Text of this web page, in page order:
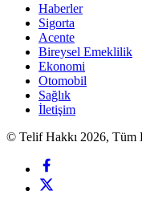
Haberler
Sigorta
Acente
Bireysel Emeklilik
Ekonomi
Otomobil
Sağlık
İletişim
© Telif Hakkı 2026, Tüm